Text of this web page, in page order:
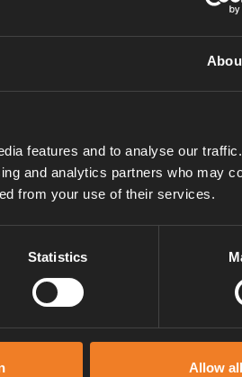
features and to analyse our
and analytics partners who may
from your use of their services.
Statistics
Allow all
oavsett årstid eller
filter för Alde AquaClear